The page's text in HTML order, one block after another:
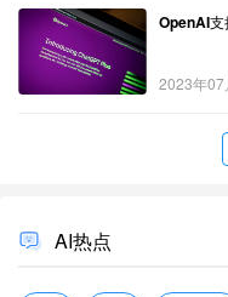
OpenAI支
2023年07
AI热点